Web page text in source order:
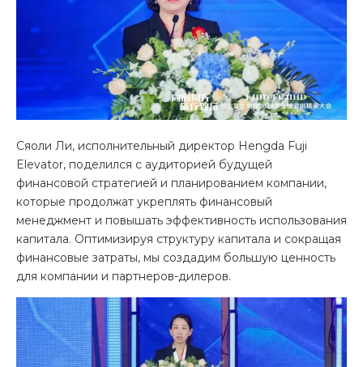
Сяоли Ли, исполнительный директор Hengda Fuji
Elevator, поделился с аудиторией будущей
финансовой стратегией и планированием компании,
которые продолжат укреплять финансовый
менеджмент и повышать эффективность использования
капитала. Оптимизируя структуру капитала и сокращая
финансовые затраты, мы создадим большую ценность
для компании и партнеров-дилеров.